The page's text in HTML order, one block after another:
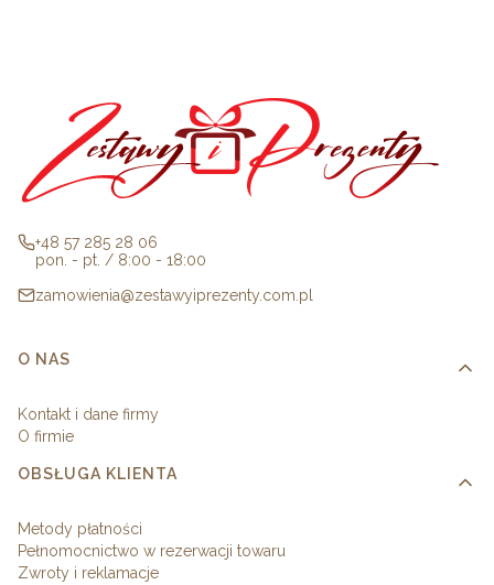
+48 57 285 28 06
pon. - pt. / 8:00 - 18:00
zamowienia@zestawyiprezenty.com.pl
Linki w stopce
O NAS
Kontakt i dane firmy
O firmie
OBSŁUGA KLIENTA
Metody płatności
Pełnomocnictwo w rezerwacji towaru
Zwroty i reklamacje